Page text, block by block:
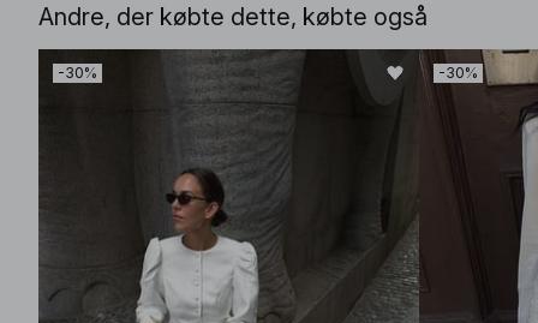
Andre, der købte dette, købte også
-30% -30%